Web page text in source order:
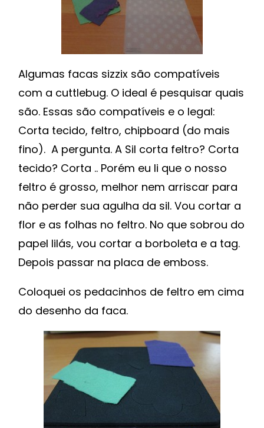
Algumas facas sizzix são compatíveis
com a cuttlebug. O ideal é pesquisar quais
são. Essas são compatíveis e o legal:
Corta tecido, feltro, chipboard (do mais
fino). A pergunta. A Sil corta feltro? Corta
tecido? Corta .. Porém eu li que o nosso
feltro é grosso, melhor nem arriscar para
não perder sua agulha da sil. Vou cortar a
flor e as folhas no feltro. No que sobrou do
papel lilás, vou cortar a borboleta e a tag.
Depois passar na placa de emboss.
Coloquei os pedacinhos de feltro em cima
do desenho da faca.